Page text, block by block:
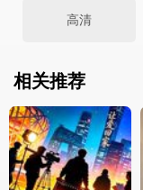
高清
相关推荐